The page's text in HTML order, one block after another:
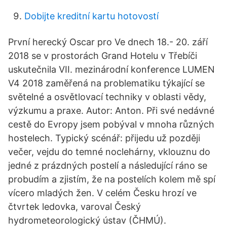
Dobijte kreditní kartu hotovostí
První herecký Oscar pro Ve dnech 18.- 20. září
2018 se v prostorách Grand Hotelu v Třebíči
uskutečnila VII. mezinárodní konference LUMEN
V4 2018 zaměřená na problematiku týkající se
světelné a osvětlovací techniky v oblasti vědy,
výzkumu a praxe. Autor: Anton. Při své nedávné
cestě do Evropy jsem pobýval v mnoha různých
hostelech. Typický scénář: přijedu už později
večer, vejdu do temné noclehárny, vklouznu do
jedné z prázdných postelí a následující ráno se
probudím a zjistím, že na postelích kolem mě spí
vícero mladých žen. V celém Česku hrozí ve
čtvrtek ledovka, varoval Český
hydrometeorologický ústav (ČHMÚ).